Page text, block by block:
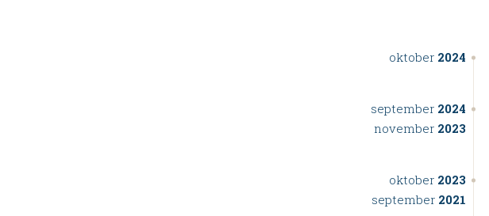
oktober 2024
september 2024
november 2023
oktober 2023
september 2021